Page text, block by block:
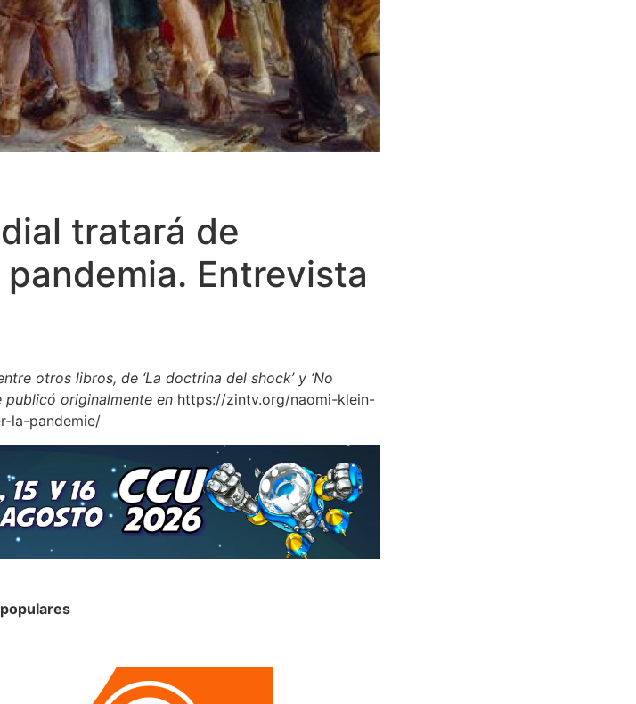
tratará de
Entrevista
otros libros, de ‘La doctrina del shock’ y ‘No
publicó originalmente en https://zintv.org/naomi-klein-
la-pandemie/